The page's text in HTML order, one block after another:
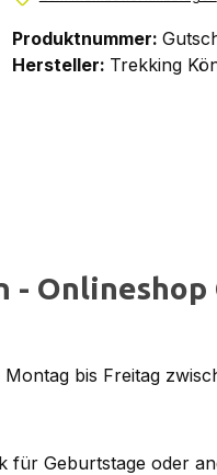
Produktnummer:
Hersteller: Trekking
-
bis Freitag
für Geburtstage oder